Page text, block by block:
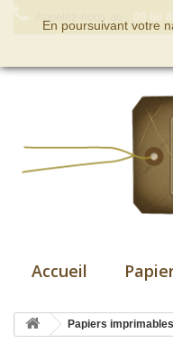
Accueil
Papiers imprimables
En poursuivant votre